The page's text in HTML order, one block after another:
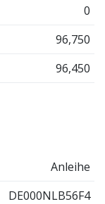
0
96,750
96,450
Anleihe
DE000NLB56F4